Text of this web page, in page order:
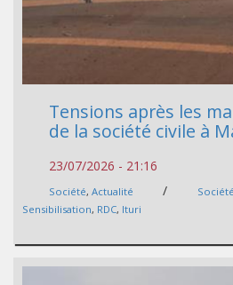
Tensions après les
de la société civile à
23/07/2026 - 21:16
Société, Actualité /
Sensibilisation, RDC, Ituri